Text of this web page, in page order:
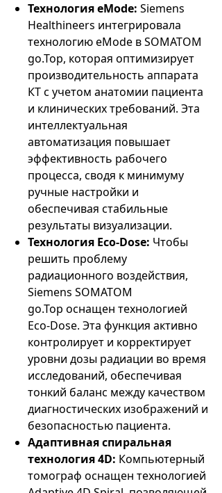
Технология eMode: Siemens
Healthineers интегрировала
технологию eMode в SOMATOM
go.Top, которая оптимизирует
производительность аппарата
КТ с учетом анатомии пациента
и клинических требований. Эта
интеллектуальная
автоматизация повышает
эффективность рабочего
процесса, сводя к минимуму
ручные настройки и
обеспечивая стабильные
результаты визуализации.
Технология Eco-Dose: Чтобы
решить проблему
радиационного воздействия,
Siemens SOMATOM
go.Top оснащен технологией
Eco-Dose. Эта функция активно
контролирует и корректирует
уровни дозы радиации во время
исследований, обеспечивая
тонкий баланс между качеством
диагностических изображений и
безопасностью пациента.
Адаптивная спиральная
технология 4D: Компьютерный
томограф оснащен технологией